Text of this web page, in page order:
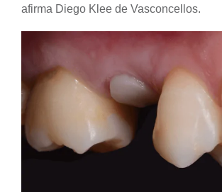
afirma Diego Klee de Vasconcellos.